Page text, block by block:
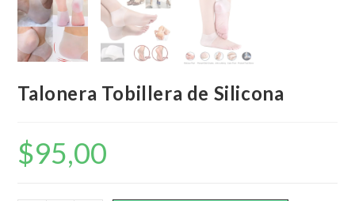
Talonera Tobillera de Silicona
$95,00